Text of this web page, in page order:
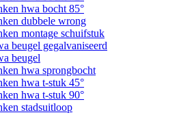
hwa bocht 85°
dubbele wrong
montage schuifstuk
beugel gegalvaniseerd
beugel
hwa sprongbocht
hwa t-stuk 45°
hwa t-stuk 90°
stadsuitloop